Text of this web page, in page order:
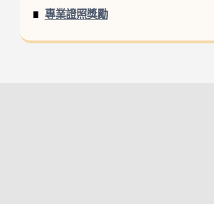
專業證照獎勵